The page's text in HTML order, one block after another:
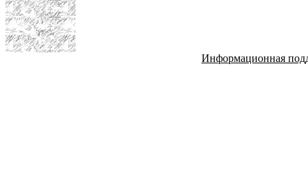
Информационная